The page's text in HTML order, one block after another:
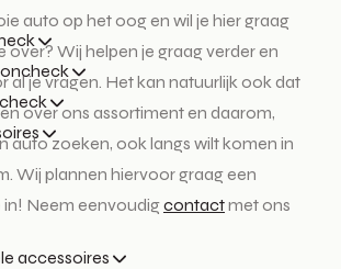
accessoires
auto op het oog en wil je hier graag
over? Wij helpen je graag verder en
al je vragen. Het kan natuurlijk ook dat
over ons assortiment en daarom,
auto zoeken, ook langs wilt komen in
Wij plannen hiervoor graag een
Neem eenvoudigcontactmet ons